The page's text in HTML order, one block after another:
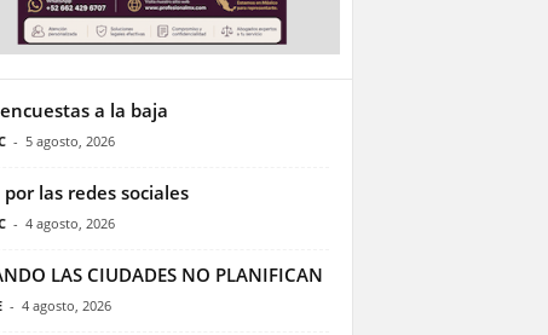
a la baja
- 5 agosto, 2026
por las redes sociales
- 4 agosto, 2026
LAS CIUDADES NO PLANIFICAN
- 4 agosto, 2026